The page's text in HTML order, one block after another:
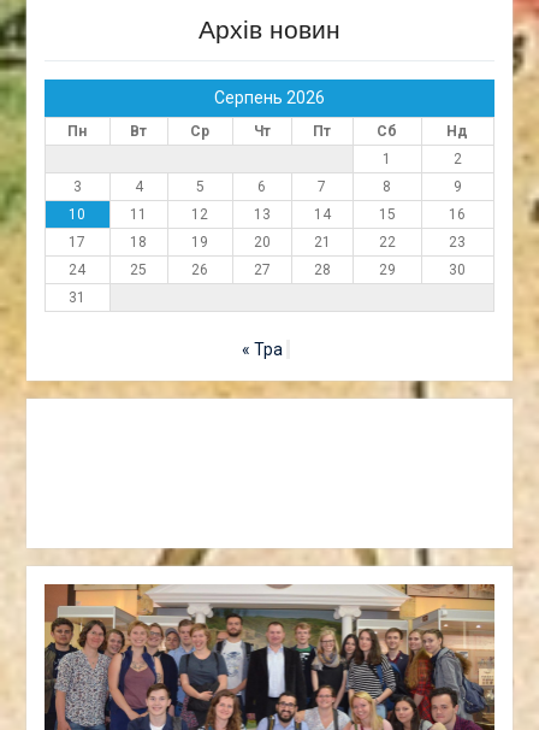
Архів новин
Серпень 2026
Пн Вт Ср Чт Пт Сб
Нд
1
2
3
4 5 6 7 8
9
10
11 12 13 14 15
16
17
18 19 20 21 22
23
24
25 26 27 28 29
30
31
« Тра